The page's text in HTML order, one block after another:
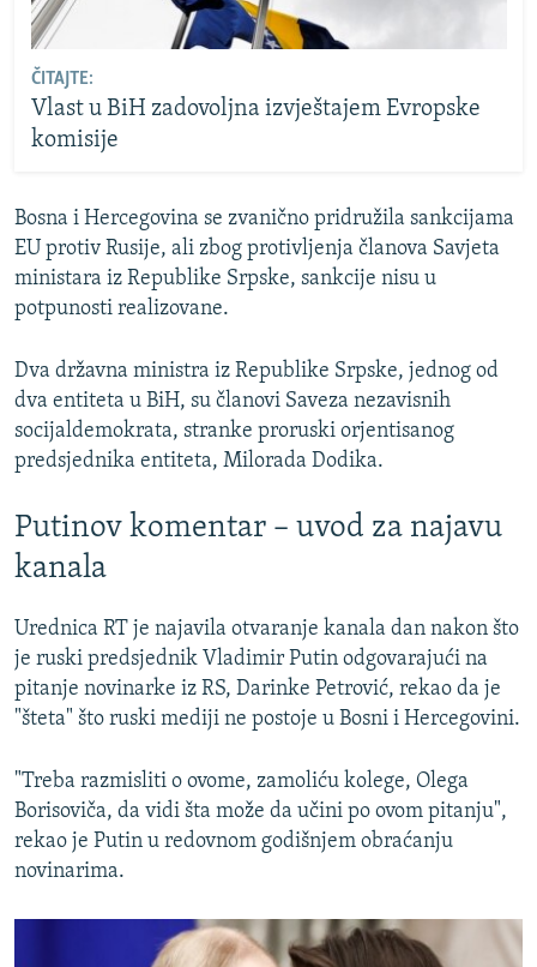
ČITAJTE:
Vlast u BiH zadovoljna izvještajem Evropske
komisije
Bosna i Hercegovina se zvanično pridružila sankcijama
EU protiv Rusije, ali zbog protivljenja članova Savjeta
ministara iz Republike Srpske, sankcije nisu u
potpunosti realizovane.
Dva državna ministra iz Republike Srpske, jednog od
dva entiteta u BiH, su članovi Saveza nezavisnih
socijaldemokrata, stranke proruski orjentisanog
predsjednika entiteta, Milorada Dodika.
Putinov komentar – uvod za najavu
kanala
Urednica RT je najavila otvaranje kanala dan nakon što
je ruski predsjednik Vladimir Putin odgovarajući na
pitanje novinarke iz RS, Darinke Petrović, rekao da je
"šteta" što ruski mediji ne postoje u Bosni i Hercegovini.
"Treba razmisliti o ovome, zamoliću kolege, Olega
Borisoviča, da vidi šta može da učini po ovom pitanju",
rekao je Putin u redovnom godišnjem obraćanju
novinarima.